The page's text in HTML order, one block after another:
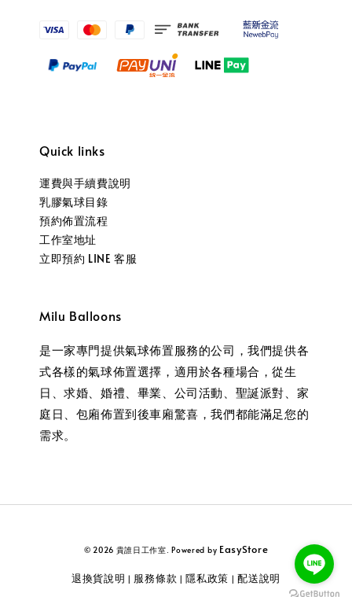
Quick links
運費與手續費說明
乳膠氣球目錄
預約佈置流程
工作室地址
立即預約 LINE 客服
Milu Balloons
是一家專門提供氣球佈置服務的公司，我們提供各
式各樣的氣球佈置選擇，適用於各種場合，從生
日、求婚、婚禮、畢業、公司活動、聖誕派對、家
庭日、包廂佈置到後車廂驚喜，我們都能滿足您的
需求。
© 2026 貴誰日工作室. Powered by EasyStore
退換貨說明 | 服務條款 | 隱私政策 |配送說明